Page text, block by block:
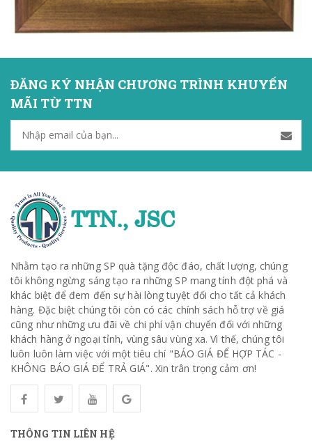
ĐĂNG KÝ NHẬN CHƯƠNG TRÌNH KHUYẾN
MÃI TỪ TTN
Nhằm tạo ra những SP quà tặng độc đáo, chất lượng, chúng
tôi không ngừng sáng tạo ra những SP mang tính đột phá và
khác biệt để đem đến sự hài lòng tuyệt đối cho tất cả khách
hàng. Đặc biệt chúng tôi còn có các chính sách hỗ trợ về giá
cũng như những ưu đãi về chi phí vận chuyển đối với những
khách hàng ở ngoại tỉnh, vùng sâu vùng xa. Vì thế, chúng tôi
luôn luôn làm việc với một tiêu chí "BÁO GIÁ ĐỂ HỢP TÁC -
KHÔNG BÁO GIÁ ĐỂ TRẢ GIÁ". Xin trân trọng cảm ơn!
THÔNG TIN LIÊN HỆ